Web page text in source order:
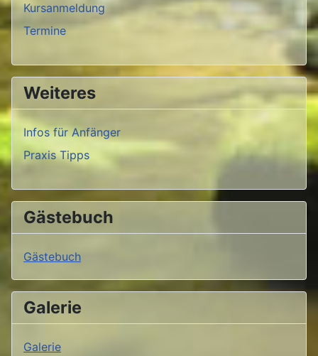
Kursanmeldung
Termine
Weiteres
Infos für Anfänger
Praxis Tipps
Gästebuch
Gästebuch
Galerie
Galerie